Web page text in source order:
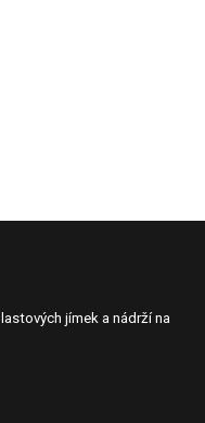
jímek a nádrží na